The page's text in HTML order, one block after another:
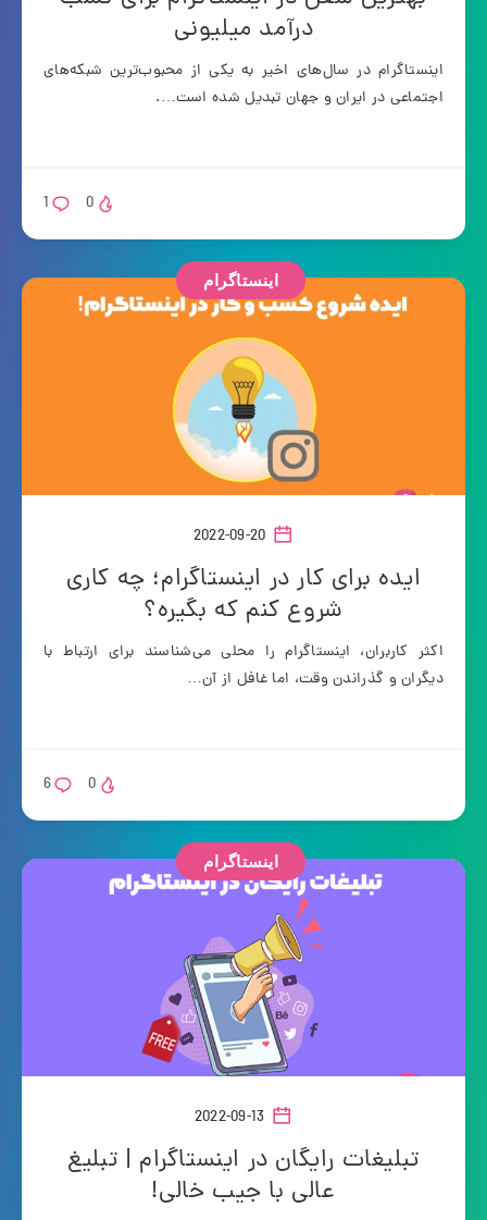
درآمد میلیونی
اینستاگرام در سال‌های اخیر به یکی از محبوب‌ترین شبکه‌های
اجتماعی در ایران و جهان تبدیل شده است….
1 0
اینستاگرام
ایده برای کار در اینستاگرام؛ چه کاری
شروع کنم که بگیره؟
اکثر کاربران، اینستاگرام را محلی می‌شناسند برای ارتباط با
دیگران و گذراندن وقت، اما غافل از آن…
6 0
اینستاگرام
تبلیغات رایگان در اینستاگرام | تبلیغ
عالی با جیب خالی!